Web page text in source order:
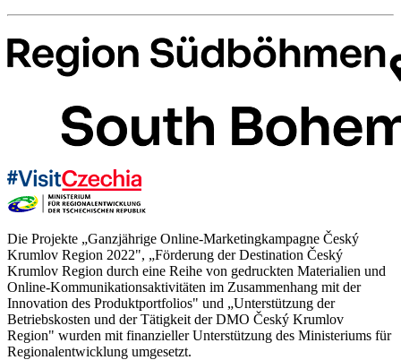
Die Projekte „Ganzjährige Online-Marketingkampagne Český
Krumlov Region 2022", „Förderung der Destination Český
Krumlov Region durch eine Reihe von gedruckten Materialien und
Online-Kommunikationsaktivitäten im Zusammenhang mit der
Innovation des Produktportfolios" und „Unterstützung der
Betriebskosten und der Tätigkeit der DMO Český Krumlov
Region" wurden mit finanzieller Unterstützung des Ministeriums für
Regionalentwicklung umgesetzt.